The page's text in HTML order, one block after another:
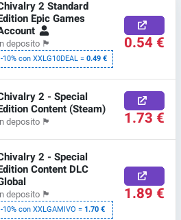
2 Standard
Epic Games
deposito 🏴
-10% con XXLG10DEAL =0.49 €
0.54 €
2 - Special
Content (Steam)
deposito 🏴 1.73 €
2 - Special
Content DLC
deposito 🏴
-10% con XXLGAMIVO =1.70 €
1.89 €